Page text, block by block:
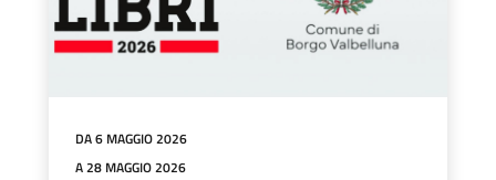
DA 6 MAGGIO 2026
A 28 MAGGIO 2026